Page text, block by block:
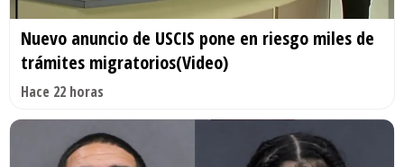
Nuevo anuncio de USCIS pone en riesgo miles de
trámites migratorios(Video)
Hace 22 horas